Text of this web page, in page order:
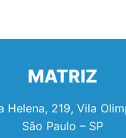
MATRIZ
Helena, 219, Vila
São Paulo – SP